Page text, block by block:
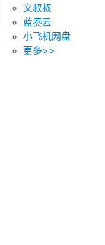
文叔叔
蓝奏云
小飞机网盘
更多>>